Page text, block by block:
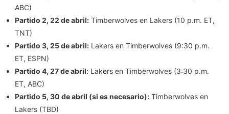
ABC)
Partido 2, 22 de abril: Timberwolves en Lakers (10 p.m. ET,
TNT)
Partido 3, 25 de abril: Lakers en Timberwolves (9:30 p.m.
ET, ESPN)
Partido 4, 27 de abril: Lakers en Timberwolves (3:30 p.m.
ET, ABC)
Partido 5, 30 de abril (si es necesario): Timberwolves en
Lakers (TBD)